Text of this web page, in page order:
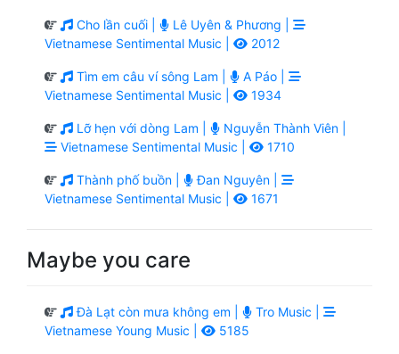
Cho lần cuối |
Lê Uyên & Phương |
Vietnamese Sentimental Music |
2012
Tìm em câu ví sông Lam |
A Páo |
Vietnamese Sentimental Music |
1934
Lỡ hẹn với dòng Lam |
Nguyễn Thành Viên |
Vietnamese Sentimental Music |
1710
Thành phố buồn |
Đan Nguyên |
Vietnamese Sentimental Music |
1671
Maybe you care
Đà Lạt còn mưa không em |
Tro Music |
Vietnamese Young Music |
5185